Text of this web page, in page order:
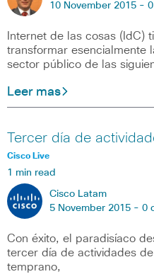
10 November 2015 -
Internet de las cosas (IdC)
transformar esencialmente
sector público de las
Leer mas
Tercer día de
Cisco Live
1 min read
Cisco Latam
5 November 2015 - 0
Con éxito, el paradisíaco
tercer día de actividades
temprano,